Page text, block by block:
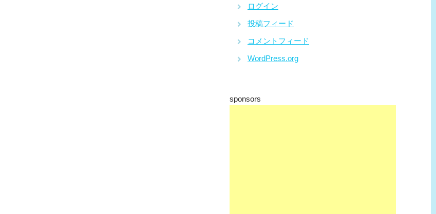
ログイン
投稿フィード
コメントフィード
WordPress.org
sponsors